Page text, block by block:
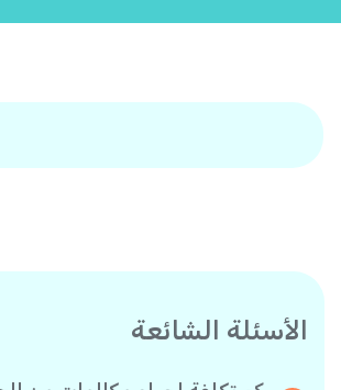
الأسئلة الشائعة